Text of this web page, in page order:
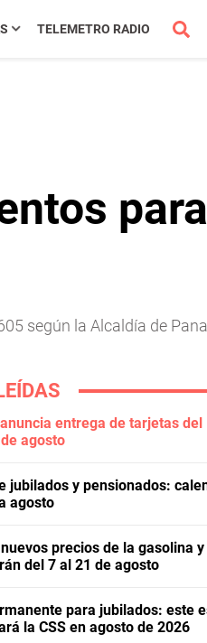
TELEMETRO RADIO
para
según la Alcaldía de
entrega de tarjetas del
agosto
jubilados y pensionados:
agosto
precios de la gasolina
del 7 al 21 de agosto
para jubilados: este
la CSS en agosto de 2026